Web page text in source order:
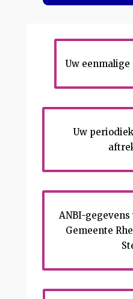
Uw
Uw
ANBI-
Gemeente